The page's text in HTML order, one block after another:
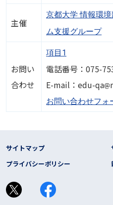
主催
京都大学 情報環
ム支援グループ
お問い
合わせ
項目1
電話番号：075-
E-mail：edu-qa
お問い合わせフォ
フッター リンク
サイトマップ
プライバシーポリシー